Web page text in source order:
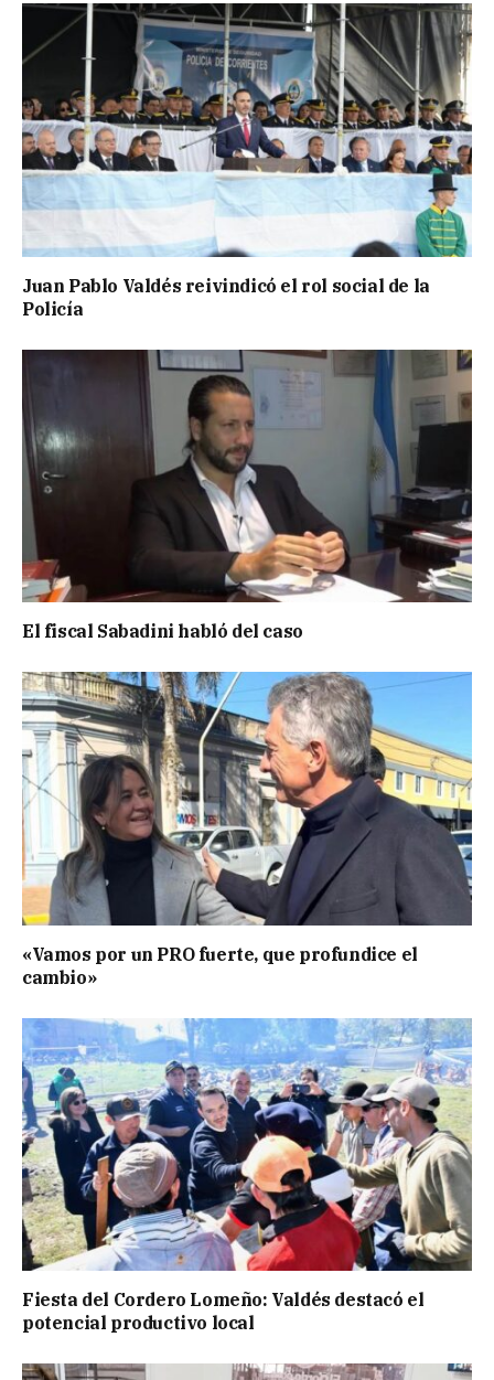
Juan Pablo Valdés reivindicó el rol social de la
Policía
El fiscal Sabadini habló del caso
«Vamos por un PRO fuerte, que profundice el
cambio»
Fiesta del Cordero Lomeño: Valdés destacó el
potencial productivo local